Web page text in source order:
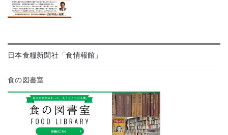
日本食糧新聞社「食情報館」
食の図書室